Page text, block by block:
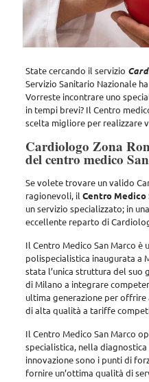
State cercando il servizio
Servizio Sanitario Nazionale
Vorreste incontrare uno
in tempi brevi? Il Centro
scelta migliore per realizzare
Cardiologo Zona
del centro medico
Se volete trovare un valido
ragionevoli, il Centro Medico
un servizio specializzato; in
eccellente reparto di
Il Centro Medico San Marco è
polispecialistica inaugurata a
stata l’unica struttura del suo
di Milano a integrare
ultima generazione per
di alta qualità a tariffe
Il Centro Medico San Marco
specialistica, nella
innovazione sono i punti di
fornire un’ottima qualità di